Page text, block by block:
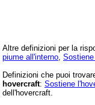
Altre definizioni per la
piume all'interno
Definizioni che puoi
hovercraft: Sostiene
dell'hovercraft.